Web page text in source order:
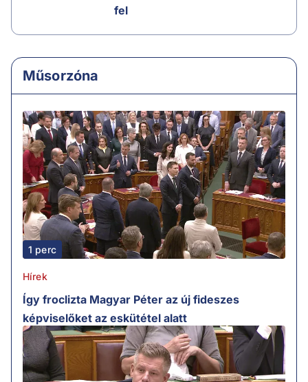
fel
Műsorzóna
1 perc
Hírek
Így froclizta Magyar Péter az új fideszes
képviselőket az eskütétel alatt